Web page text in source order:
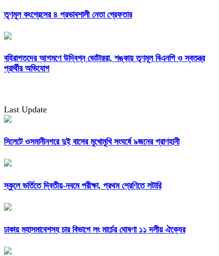
তৃণমূল কংগ্রেসের ৪ প্রভাবশালী নেতা গ্রেফতার
বহিরাগতদের আগমণে উদ্বিগ্ন ভোটাররা, শঙ্কায় তৃণমূল বিএনপি ও স্বতন্ত্র
প্রার্থীর অভিযোগ
Last Update
সিলেটে ওসমানীনগরে দুই বাসের মুখোমুখি সংঘর্ষে ৯জনের প্রাণহানী
স্কুলে ভর্তিতে দ্বিতীয়-নবমে পরীক্ষা, প্রথম শ্রেণিতে লটারি
ঢাকায় মহাসমাবেশসহ চার বিভাগে লং মার্চের ঘোষণা ১১ দলীয় ঐক্যের